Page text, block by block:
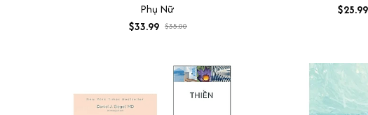
Phụ Nữ
$33.99 $35.00
$25.99